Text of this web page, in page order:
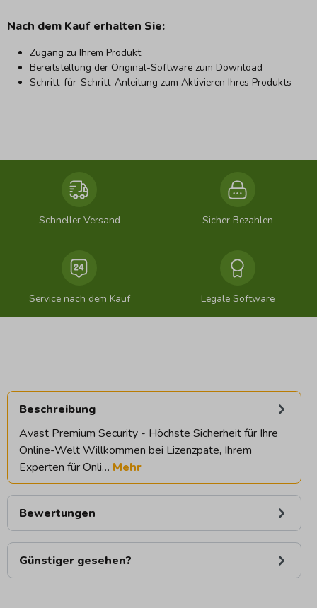
Nach dem Kauf erhalten Sie:
Zugang zu Ihrem Produkt
Bereitstellung der Original-Software zum Download
Schritt-für-Schritt-Anleitung zum Aktivieren Ihres Produkts
Schneller Versand Sicher Bezahlen
Service nach dem Kauf Legale Software
Beschreibung
Avast Premium Security - Höchste Sicherheit für Ihre
Online-Welt Willkommen bei Lizenzpate, Ihrem
Experten für Onli… Mehr
Bewertungen
Günstiger gesehen?